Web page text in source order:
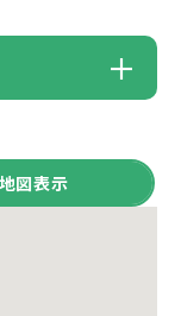
地図表示